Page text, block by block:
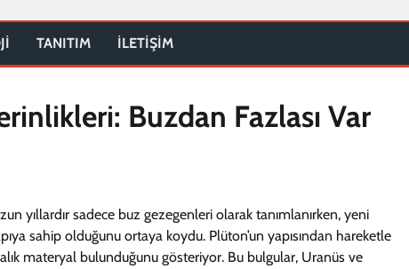
TANITIM İLETİŞİM
Buzdan Fazlası Var
yıllardır sadece buz gezegenleri olarak tanımlanırken, yeni
sahip olduğunu ortaya koydu. Plüton’un yapısından hareketle
materyal bulunduğunu gösteriyor. Bu bulgular, Uranüs ve